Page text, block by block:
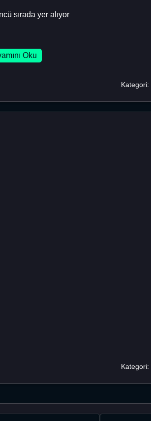
sırada yer alıyor
Oku
Kategori:
Kategori: